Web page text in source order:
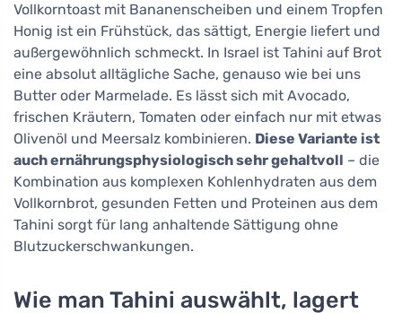
Vollkorntoast mit Bananenscheiben und einem Tropfen
Honig ist ein Frühstück, das sättigt, Energie liefert und
außergewöhnlich schmeckt. In Israel ist Tahini auf Brot
eine absolut alltägliche Sache, genauso wie bei uns
Butter oder Marmelade. Es lässt sich mit Avocado,
frischen Kräutern, Tomaten oder einfach nur mit etwas
Olivenöl und Meersalz kombinieren. Diese Variante ist
auch ernährungsphysiologisch sehr gehaltvoll – die
Kombination aus komplexen Kohlenhydraten aus dem
Vollkornbrot, gesunden Fetten und Proteinen aus dem
Tahini sorgt für lang anhaltende Sättigung ohne
Blutzuckerschwankungen.
Wie man Tahini auswählt, lagert